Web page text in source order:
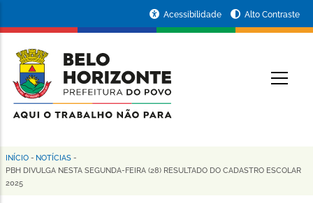
conteúdo
principal
da
Prefeitura
de
Horizonte
Acessibilidade Alto Contraste
Trilha
de
INÍCIO - NOTÍCIAS -
PBH DIVULGA NESTA SEGUNDA-FEIRA (28) RESULTADO DO CADASTRO ESCOLAR
2025